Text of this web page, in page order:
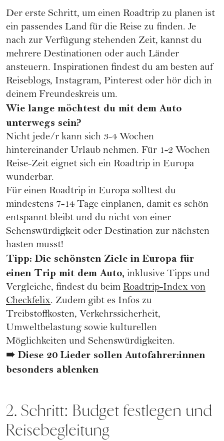
Der erste Schritt, um einen Roadtrip zu planen ist
ein passendes Land für die Reise zu finden. Je
nach zur Verfügung stehenden Zeit, kannst du
mehrere Destinationen oder auch Länder
ansteuern. Inspirationen findest du am besten auf
Reiseblogs, Instagram, Pinterest oder hör dich in
deinem Freundeskreis um.
Wie lange möchtest du mit dem Auto
unterwegs sein?
Nicht jede/r kann sich 3-4 Wochen
hintereinander Urlaub nehmen. Für 1-2 Wochen
Reise-Zeit eignet sich ein Roadtrip in Europa
wunderbar.
Für einen Roadtrip in Europa solltest du
mindestens 7-14 Tage einplanen, damit es schön
entspannt bleibt und du nicht von einer
Sehenswürdigkeit oder Destination zur nächsten
hasten musst!
Tipp: Die schönsten Ziele in Europa für
einen Trip mit dem Auto, inklusive Tipps und
Vergleiche, findest du beim Roadtrip-Index von
Checkfelix. Zudem gibt es Infos zu
Treibstoffkosten, Verkehrssicherheit,
Umweltbelastung sowie kulturellen
Möglichkeiten und Sehenswürdigkeiten.
➠Diese 20 Lieder sollen Autofahrer:innen
besonders ablenken
2. Schritt: Budget festlegen und
Reisebegleitung